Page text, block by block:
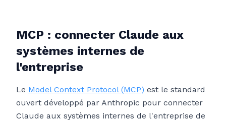
MCP : connecter Claude aux
systèmes internes de
l'entreprise
Le Model Context Protocol (MCP) est le standard
ouvert développé par Anthropic pour connecter
Claude aux systèmes internes de l'entreprise de